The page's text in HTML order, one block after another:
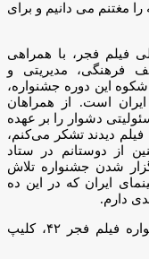
مغتنم می دانیم و برای
فیلم فجر، با همراهی
فرهنگی، مدیریتی و
این دوره جشنواره،
است. از همراهان
دشوار را بر عهده
دیدند تشکر می‌کنم،
از دوستانم در ستاد
شدن جشنواره تلاش
ایران که در این ده
دارم.
پس از صحبت‌های مجتبی امینی دبیر جشنواره فیلم فجر ۴۲، کلیپ